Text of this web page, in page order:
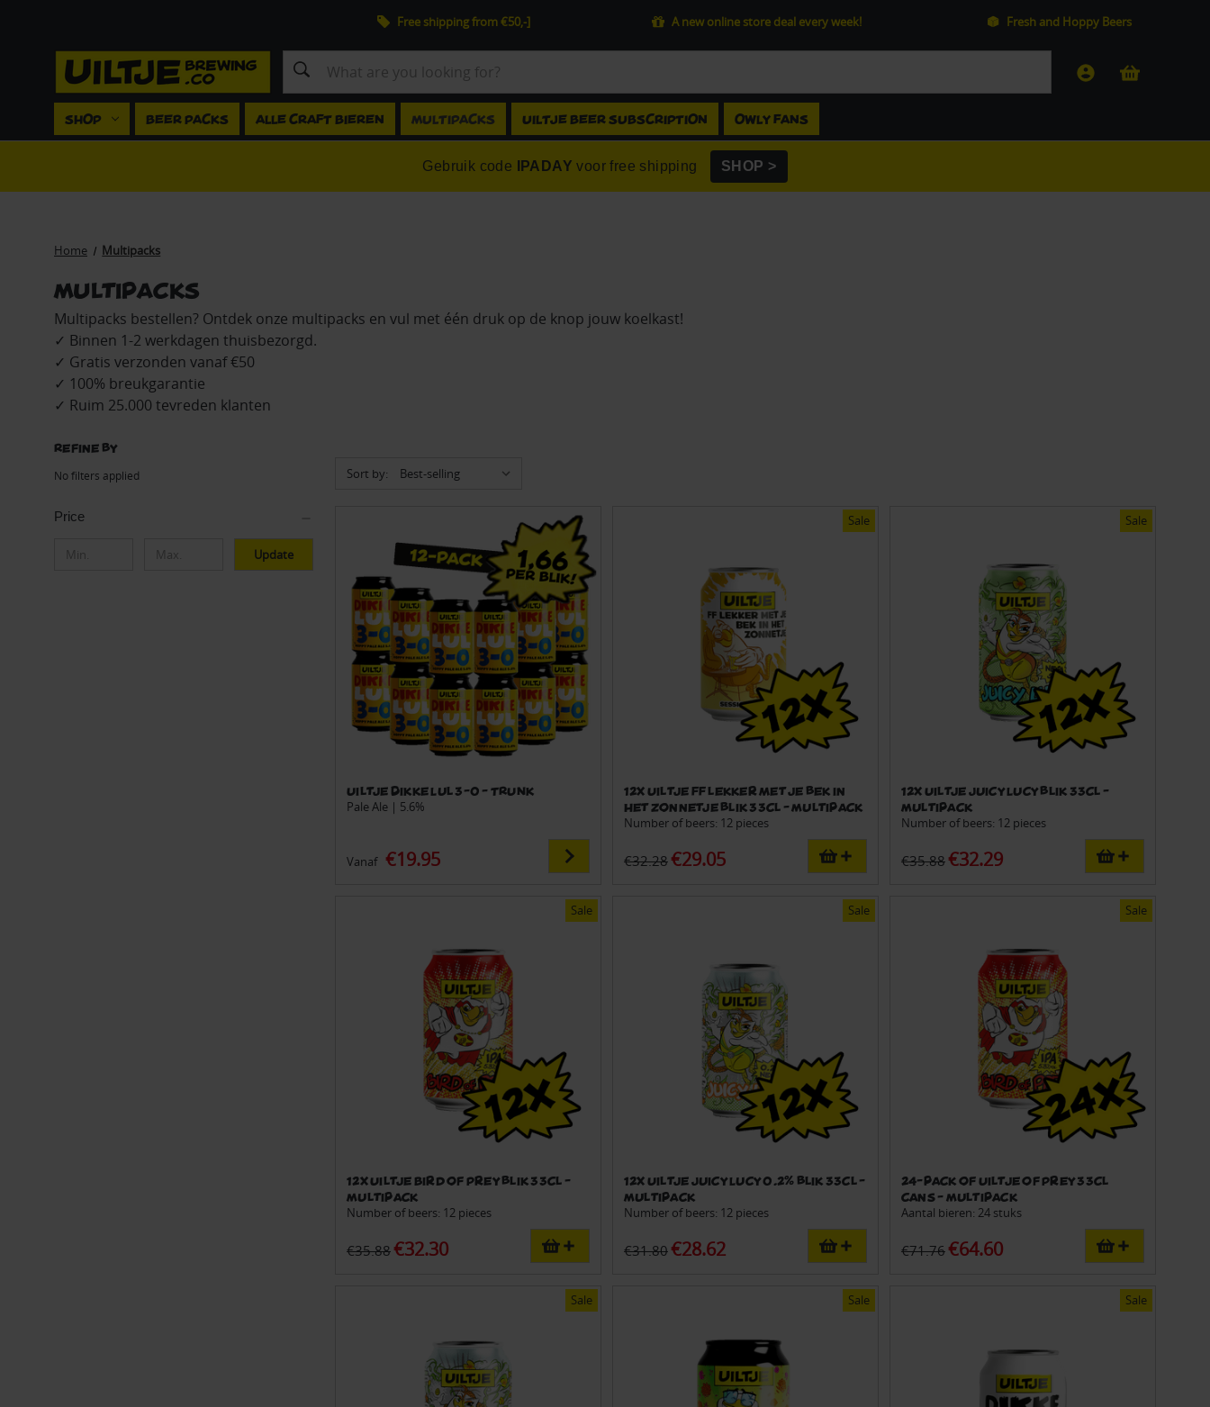
Free shipping from €50,-] A new online store deal every week! Fresh and Hoppy Beers
Search
SHOP BEER PACKS ALLE CRAFT BIEREN MULTIPACKS UILTJE BEER SUBSCRIPTION OWLY FANS
Gebruik code IPADAY voor free shipping SHOP >
Home Multipacks
Multipacks
Multipacks bestellen? Ontdek onze multipacks en vul met één druk op de knop jouw koelkast!
✓ Binnen 1-2 werkdagen thuisbezorgd.
✓ Gratis verzonden vanaf €50
✓ 100% breukgarantie
✓ Ruim 25.000 tevreden klanten
Refine by
No filters applied
Price
Update
Sort by:
Uiltje Dikke Lul 3-0 - TRUNK
Pale Ale | 5.6%
Vanaf €19.95
Sale
12x Uiltje FF lekker met je bek in
het Zonnetje blik 33cl - Multipack
Number of beers: 12 pieces
€32.28€29.05
Sale
12x Uiltje Juicy Lucy blik 33cl -
Multipack
Number of beers: 12 pieces
€35.88€32.29
Sale
12x Uiltje Bird of Prey blik 33cl -
Multipack
Number of beers: 12 pieces
€35.88€32.30
Sale
12x Uiltje Juicy Lucy 0.2% blik 33cl -
Multipack
Number of beers: 12 pieces
€31.80€28.62
Sale
24-pack of Uiltje of Prey 33cl
cans - Multipack
Aantal bieren: 24 stuks
€71.76€64.60
Sale Sale Sale